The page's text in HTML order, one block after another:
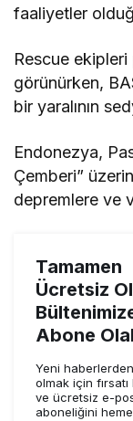
faaliyetler
Rescue ekipleri
görünürken,
bir yaralının
Endonezya,
Çemberi”
depremlere ve
Tamamen
Ücretsiz
Abone
Yeni
olmak için fırsatı
ve ücretsiz e-
aboneliğini